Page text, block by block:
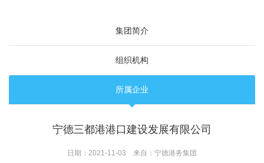
集团简介
组织机构
所属企业
宁德三都港港口建设发展有限公司
日期：2021-11-03 来自：宁德港务集团